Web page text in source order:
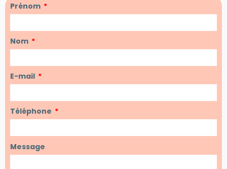
Prénom
Nom
E-mail
Téléphone
Message